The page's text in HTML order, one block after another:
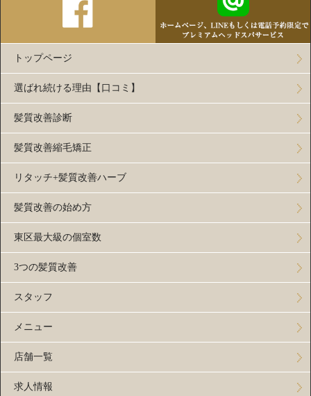
トップページ
選ばれ続ける理由【口コミ】
髪質改善診断
髪質改善縮毛矯正
リタッチ+髪質改善ハーブ
髪質改善の始め方
東区最大級の個室数
3つの髪質改善
スタッフ
メニュー
店舗一覧
求人情報